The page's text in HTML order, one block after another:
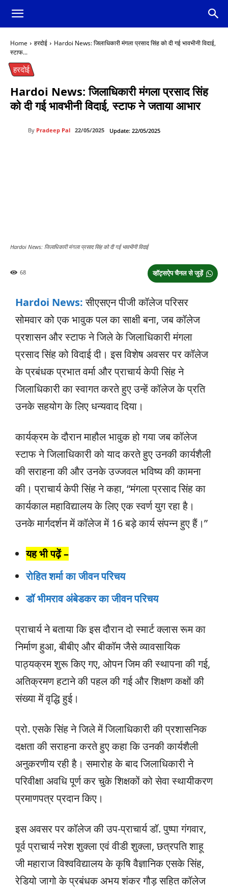
Home हरदोई
Hardoi News: जिलाधिकारी मंगला प्रसाद सिंह को दी गई भावभीनी विदाई,
स्टाफ...
हरदोई
Hardoi News: जिलाधिकारी मंगला प्रसाद सिंह
को दी गई भावभीनी विदाई, स्टाफ ने जताया आभार
By Pradeep Pal 22/05/2025 Update: 22/05/2025
Hardoi News: जिलाधिकारी मंगला प्रसाद सिंह को दी गई भावभीनी विदाई
व्हॉट्सऐप चैनल से जुड़ें
68
Hardoi News:सीएसएन पीजी कॉलेज परिसर
सोमवार को एक भावुक पल का साक्षी बना, जब कॉलेज
प्रशासन और स्टाफ ने जिले के जिलाधिकारी मंगला
प्रसाद सिंह को विदाई दी। इस विशेष अवसर पर कॉलेज
के प्रबंधक प्रभात वर्मा और प्राचार्य केपी सिंह ने
जिलाधिकारी का स्वागत करते हुए उन्हें कॉलेज के प्रति
उनके सहयोग के लिए धन्यवाद दिया।
कार्यक्रम के दौरान माहौल भावुक हो गया जब कॉलेज
स्टाफ ने जिलाधिकारी को याद करते हुए उनकी कार्यशैली
की सराहना की और उनके उज्जवल भविष्य की कामना
की। प्राचार्य केपी सिंह ने कहा, “मंगला प्रसाद सिंह का
कार्यकाल महाविद्यालय के लिए एक स्वर्ण युग रहा है।
उनके मार्गदर्शन में कॉलेज में 16 बड़े कार्य संपन्न हुए हैं।”
यह भी पढ़ें –
रोहित शर्मा का जीवन परिचय
डॉ भीमराव अंबेडकर का जीवन परिचय
प्राचार्य ने बताया कि इस दौरान दो स्मार्ट क्लास रूम का
निर्माण हुआ, बीबीए और बीकॉम जैसे व्यावसायिक
पाठ्यक्रम शुरू किए गए, ओपन जिम की स्थापना की गई,
अतिक्रमण हटाने की पहल की गई और शिक्षण कक्षों की
संख्या में वृद्धि हुई।
प्रो. एसके सिंह ने जिले में जिलाधिकारी की प्रशासनिक
दक्षता की सराहना करते हुए कहा कि उनकी कार्यशैली
अनुकरणीय रही है। समारोह के बाद जिलाधिकारी ने
परिवीक्षा अवधि पूर्ण कर चुके शिक्षकों को सेवा स्थायीकरण
प्रमाणपत्र प्रदान किए।
इस अवसर पर कॉलेज की उप-प्राचार्य डॉ. पुष्पा गंगवार,
पूर्व प्राचार्य नरेश शुक्ला एवं वीडी शुक्ला, छत्रपति शाहू
जी महाराज विश्वविद्यालय के कृषि वैज्ञानिक एसके सिंह,
रेडियो जागो के प्रबंधक अभय शंकर गौड़ सहित कॉलेज